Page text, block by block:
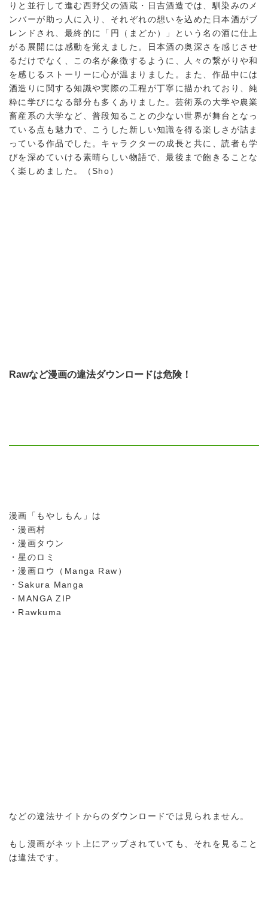
りと並行して進む西野父の酒蔵・日吉酒造では、馴染みのメ
ンバーが助っ人に入り、それぞれの想いを込めた日本酒がブ
レンドされ、最終的に「円（まどか）」という名の酒に仕上
がる展開には感動を覚えました。日本酒の奥深さを感じさせ
るだけでなく、この名が象徴するように、人々の繋がりや和
を感じるストーリーに心が温まりました。また、作品中には
酒造りに関する知識や実際の工程が丁寧に描かれており、純
粋に学びになる部分も多くありました。芸術系の大学や農業
畜産系の大学など、普段知ることの少ない世界が舞台となっ
ている点も魅力で、こうした新しい知識を得る楽しさが詰ま
っている作品でした。キャラクターの成長と共に、読者も学
びを深めていける素晴らしい物語で、最後まで飽きることな
く楽しめました。（Sho）
Rawなど漫画の違法ダウンロードは危険！
漫画「もやしもん」は
・漫画村
・漫画タウン
・星のロミ
・漫画ロウ（Manga Raw）
・Sakura Manga
・MANGA ZIP
・Rawkuma
などの違法サイトからのダウンロードでは見られません。
もし漫画がネット上にアップされていても、それを見ること
は違法です。